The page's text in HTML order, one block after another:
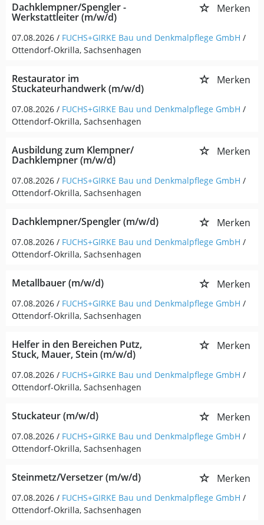
Dachklempner/Spengler -
Werkstattleiter (m/w/d)
Merken
07.08.2026 / FUCHS+GIRKE Bau und Denkmalpflege GmbH /
Ottendorf-Okrilla, Sachsenhagen
Restaurator im
Stuckateurhandwerk (m/w/d)
Merken
07.08.2026 / FUCHS+GIRKE Bau und Denkmalpflege GmbH /
Ottendorf-Okrilla, Sachsenhagen
Ausbildung zum Klempner/
Dachklempner (m/w/d)
Merken
07.08.2026 / FUCHS+GIRKE Bau und Denkmalpflege GmbH /
Ottendorf-Okrilla, Sachsenhagen
Dachklempner/Spengler (m/w/d) Merken
07.08.2026 / FUCHS+GIRKE Bau und Denkmalpflege GmbH /
Ottendorf-Okrilla, Sachsenhagen
Metallbauer (m/w/d) Merken
07.08.2026 / FUCHS+GIRKE Bau und Denkmalpflege GmbH /
Ottendorf-Okrilla, Sachsenhagen
Helfer in den Bereichen Putz,
Stuck, Mauer, Stein (m/w/d)
Merken
07.08.2026 / FUCHS+GIRKE Bau und Denkmalpflege GmbH /
Ottendorf-Okrilla, Sachsenhagen
Stuckateur (m/w/d) Merken
07.08.2026 / FUCHS+GIRKE Bau und Denkmalpflege GmbH /
Ottendorf-Okrilla, Sachsenhagen
Steinmetz/Versetzer (m/w/d) Merken
07.08.2026 / FUCHS+GIRKE Bau und Denkmalpflege GmbH /
Ottendorf-Okrilla, Sachsenhagen